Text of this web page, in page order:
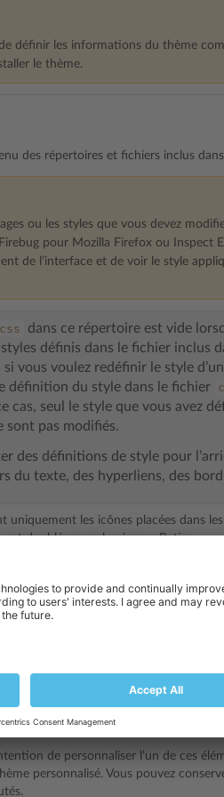
définir les informations du thème
le thème.
des répertoires et fichiers inclus
ou les styles que vous devez
pour Mozilla Firefox ou Inspect
de l’interface et de voir le style
dans ce répertoire est vide
définis dans le fichier inclus
vous voulez redéfinir le style
définition du style dans le fichier
cas, seul le style que vous avez
sont pas modifiés.
des définitions de style pour
du texte, des hyperliens, des
uniquement les icônes placées dans
est doublée pour les écrans Retina.
personnalisé. Vous pouvez
les images utilisées comme
graphiques sont des feuilles Sprite
Pour cette raison, lorsque
que le fichier correspondant n’est
les feuilles de style au lieu de
de personnaliser l’un de ces
personnalisé. Vous pouvez